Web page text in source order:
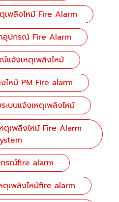
เพลิงไหม้ Fire Alarm
าอุปกรณ์ Fire Alarm
แจ้งเหตุเพลิงไหม้
ไหม้ PM Fire alarm
บบแจ้งเหตุเพลิงไหม้
ตุเพลิงไหม้ Fire Alarm
กรณ์fire alarm
ตุเพลิงไหม้fire alarm